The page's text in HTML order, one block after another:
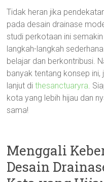
Tidak heran jika
pada desain drainase
studi perkotaan ini
langkah-langkah
belajar dan berkontribusi.
banyak tentang konsep
lanjut dithesanctuaryra.
kota yang lebih hijau dan
sama!
Menggali
Desain